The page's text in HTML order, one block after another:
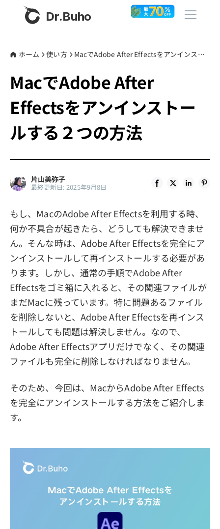
Dr.Buho
製品
BuhoCleaner
BuhoRepair
BuhoLaunchpad
ストア
その他
サポート
プライバシーポリシー
利用規約
返金について
ホーム 使い方 MacでAdobe After Effectsをアンインストールする２つの方法
MacでAdobe After
Effectsをアンインストー
ルする２つの方法
片山美弥子
最終更新日: 2025年9月8日
もし、MacのAdobe After Effectsを利用する時、
何か不具合が起きたら、どうしても解決できませ
ん。そんな時は、Adobe After Effectsを完全にア
ンインストールして再インストールする必要があ
ります。しかし、通常の手順でAdobe After
Effectsをゴミ箱に入れると、その関連ファイルが
まだMacに残っています。特に問題あるファイル
を削除しないと、Adobe After Effectsを再インス
トールしても問題は解決しません。なので、
Adobe After Effectsアプリだけでなく、その関連
ファイルも完全に削除しなければなりません。
そのため、今回は、MacからAdobe After Effects
を完全にアンインストールする方法をご紹介しま
す。